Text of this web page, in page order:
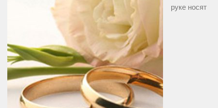
руке носят